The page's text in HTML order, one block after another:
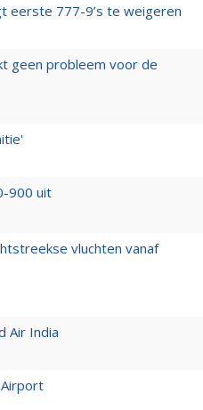
eerste 777-9’s te weigeren
geen probleem voor de
900 uit
vluchten vanaf
Air India
Airport